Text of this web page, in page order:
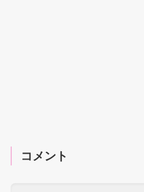
コメント